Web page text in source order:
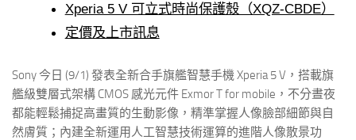
Xperia 5 V 可立式時尚保護殼（XQZ-CBDE）
定價及上市訊息
Sony 今日 (9/1) 發表全新合手旗艦智慧手機 Xperia 5 V，搭載旗
艦級雙層式架構 CMOS 感光元件 Exmor T for mobile，不分晝夜
都能輕鬆捕捉高畫質的生動影像，精準掌握人像臉部細節與自
然膚質；內建全新運用人工智慧技術運算的進階人像散景功